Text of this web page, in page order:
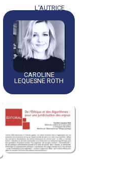
L'AUTRICE
CAROLINE
LEQUESNE ROTH